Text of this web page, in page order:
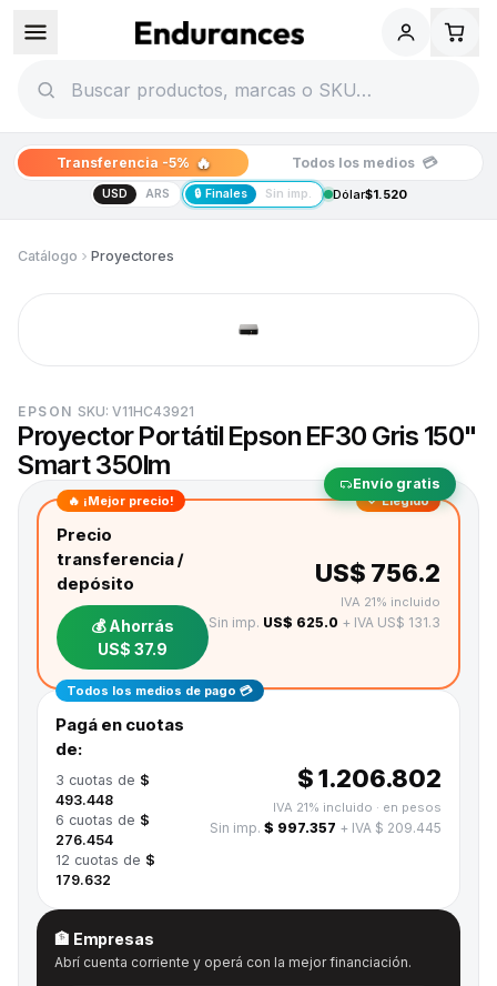
Transferencia -5% 🔥 Todos los medios 💳
USD ARS 🔒 Finales Sin imp. Dólar$1.520
Catálogo Proyectores
EPSON SKU: V11HC43921
Proyector Portátil Epson EF30 Gris 150"
Smart 350lm
Envío gratis
🔥 ¡Mejor precio! ✓ Elegido
Precio
transferencia /
depósito
💰 Ahorrás
US$ 37.9
US$ 756.2
IVA 21% incluido
Sin imp. US$ 625.0 + IVA US$ 131.3
Todos los medios de pago 💳
Pagá en cuotas
de:
3 cuotas de $
493.448
6 cuotas de $
276.454
12 cuotas de $
179.632
$ 1.206.802
IVA 21% incluido · en pesos
Sin imp. $ 997.357 + IVA $ 209.445
🏦 Empresas
Abrí cuenta corriente y operá con la mejor financiación.